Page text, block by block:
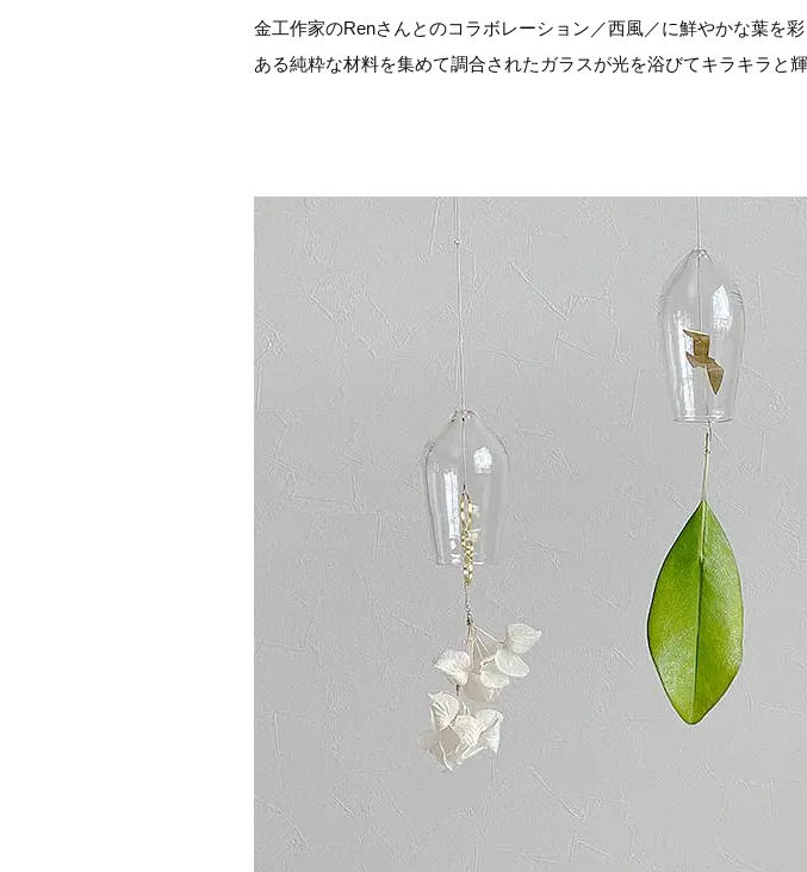
金工作家のRenさんとのコラボレーション／西風／に鮮やかな葉
ある純粋な材料を集めて調合されたガラスが光を浴びてキラキラと輝